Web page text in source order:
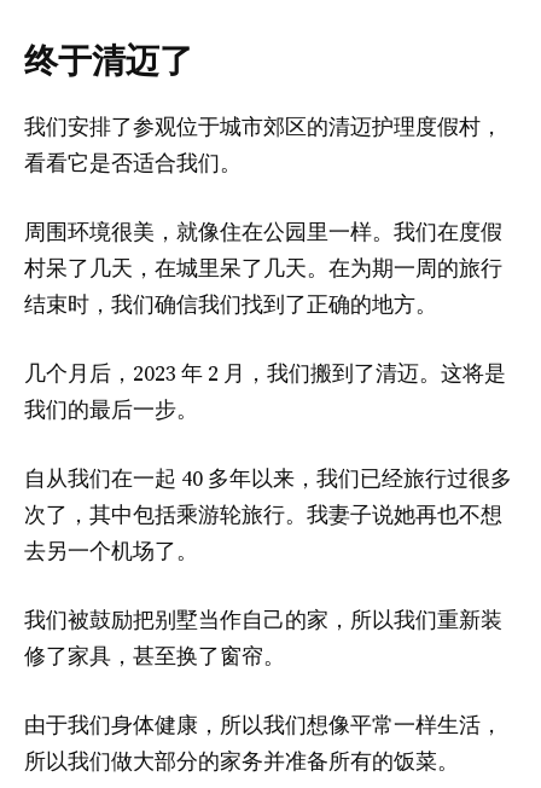
终于清迈了
我们安排了参观位于城市郊区的清迈护理度假村，
看看它是否适合我们。
周围环境很美，就像住在公园里一样。我们在度假
村呆了几天，在城里呆了几天。在为期一周的旅行
结束时，我们确信我们找到了正确的地方。
几个月后，2023 年 2 月，我们搬到了清迈。这将是
我们的最后一步。
自从我们在一起 40 多年以来，我们已经旅行过很多
次了，其中包括乘游轮旅行。我妻子说她再也不想
去另一个机场了。
我们被鼓励把别墅当作自己的家，所以我们重新装
修了家具，甚至换了窗帘。
由于我们身体健康，所以我们想像平常一样生活，
所以我们做大部分的家务并准备所有的饭菜。